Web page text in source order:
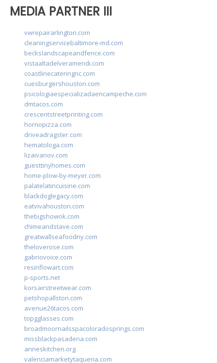
MEDIA PARTNER III
vwrepairarlington.com
cleaningservicebaltimore-md.com
beckslandscapeandfence.com
vistaaltadelveramendi.com
coastlinecateringnc.com
cuesburgershouston.com
psicologiaespecializadaencampeche.com
dmtacos.com
crescentstreetprinting.com
hornopizza.com
driveadragster.com
hematologa.com
lizaivanov.com
guesttinyhomes.com
home-plow-by-meyer.com
palatelatincuisine.com
blackdoglegacy.com
eatvivahouston.com
thebigshowok.com
chimeandstave.com
greatwallseafoodny.com
theloverose.com
gabriovoice.com
resinflowart.com
p-sports.net
korsairstreetwear.com
petshopallston.com
avenue26tacos.com
topgglasses.com
broadmoornailsspacoloradosprings.com
missblackpasadena.com
anneskitchen.org
valenciamarketytaqueria.com